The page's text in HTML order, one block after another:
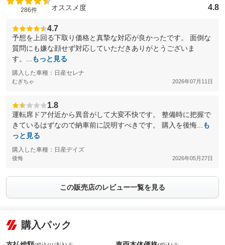
286件 オススメ度 4.8
4.7
予想を上回る下取り価格と真摯な対応が良かったです。 面倒な
質問にも嫌な顔せず対応していただきありがとうございま
す。...
もっと見る
購入した車種：日産セレナ
むぎちゃ 2026年07月11日
1.8
運転席ドア付近から異音がして大変不快です。 整備時に把握で
きているはずなので納車前に説明すべきです。 購入を後悔...
も
っと見る
購入した車種：日産デイズ
後悔 2026年05月27日
この販売店のレビュー一覧を見る
購入パック